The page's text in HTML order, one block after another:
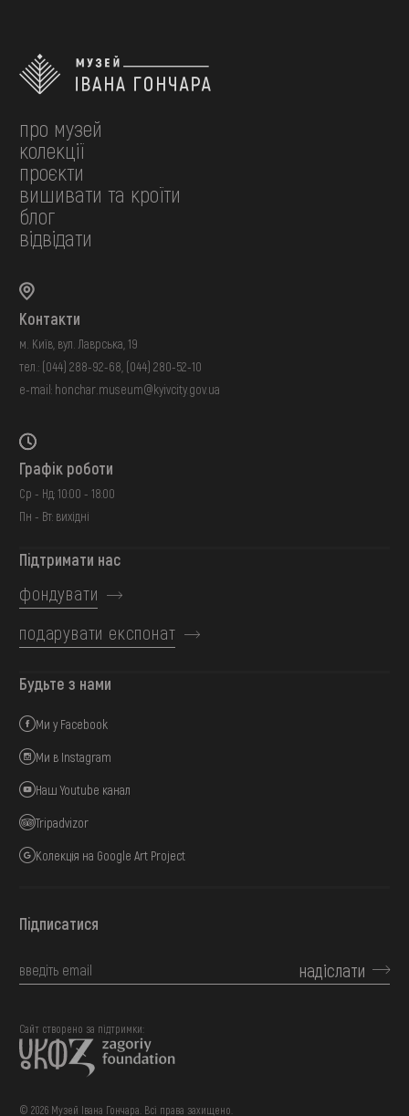
про музей
колекції
проєкти
вишивати та кроїти
блог
відвідати
Контакти
м. Київ, вул. Лаврська, 19
тел.: (044) 288-92-68 (044) 280-52-10
e-mail: honchar.museum@kyivcity.gov.ua
Графік роботи
Ср - Нд: 10:00 - 18:00
Пн - Вт: вихідні
Підтримати нас
фондувати
подарувати експонат
Будьте з нами
Ми у Facebook
Ми в Instagram
Наш Youtube канал
Tripadvizor
Колекція на Google Art Project
Підписатися
надіслати
© 2026 Музей Івана Гончара. Всі права захищено.
Сайт створено за підтримки: